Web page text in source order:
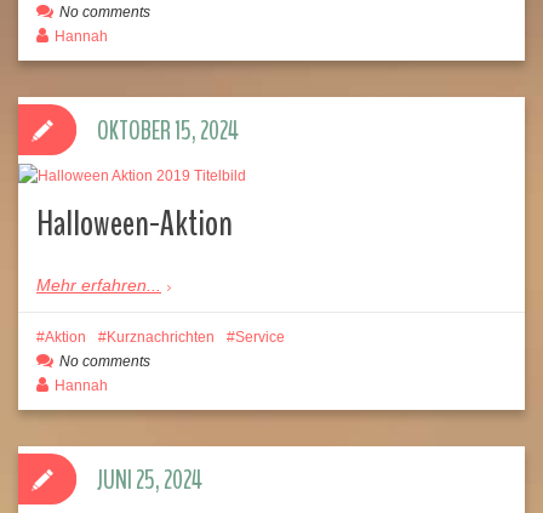
No comments
Hannah
Halloween-Aktion
Mehr erfahren...
OKTOBER 15, 2024
Aktion Kurznachrichten
Service
No comments
Hannah
JUNI 25, 2024